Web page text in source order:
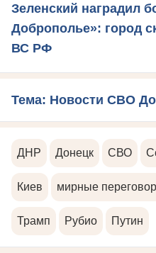
Зеленский наградил
Доброполье»: город
ВС РФ
Тема: Новости СВО
ДНР Донецк СВО
Киев мирные
Трамп Рубио Путин